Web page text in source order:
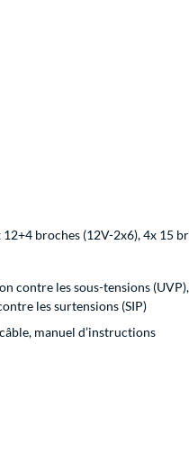
broches (12V-2x6), 4x 15
les sous-tensions
les surtensions (SIP)
manuel d’instructions